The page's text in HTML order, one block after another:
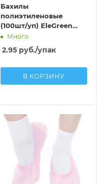
Бахилы
полиэтиленовые
(100шт/уп) EleGreen
Стандарт Плюс ПНД
(2,6г; 8мкм) черный
Много
2.95руб./упак
В КОРЗИНУ